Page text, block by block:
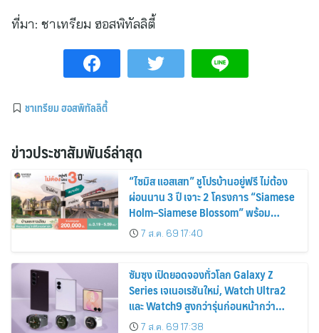
ที่มา: ชาเทรียม ฮอสพิทัลลิตี้
ชาเทรียม ฮอสพิทัลลิตี้
ข่าวประชาสัมพันธ์ล่าสุด
“ไซมิส แอสเสท” ชูโปรบ้านอยู่ฟรี ไม่ต้อง
ผ่อนนาน 3 ปี เจาะ 2 โครงการ “Siamese
Holm–Siamese Blossom” พร้อม
ส่วนลดและสิทธิพิเศษถึง 31 สิงหาคม
2569
7 ส.ค. 69 17:40
ซัมซุง เปิดยอดจองทั่วโลก Galaxy Z
Series เจเนอเรชันใหม่, Watch Ultra2
และ Watch9 สูงกว่ารุ่นก่อนหน้ากว่า
30%7 ส.ค. 69 17:38